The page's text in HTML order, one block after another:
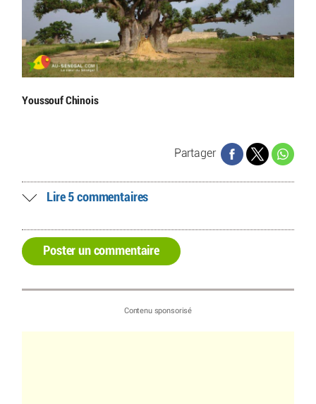
Youssouf Chinois
Partager
Lire 5 commentaires
Poster un commentaire